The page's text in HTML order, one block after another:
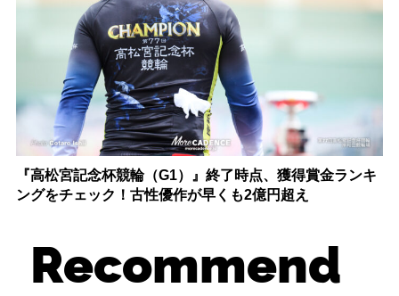
『高松宮記念杯競輪（G1）』終了時点、獲得賞金ランキ
ングをチェック！古性優作が早くも2億円超え
Recommend